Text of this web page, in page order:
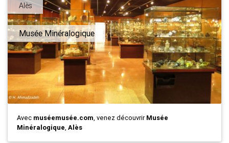
Alès
Musée Minéralogique
Avec muséemusée.com, venez découvrirMusée
Minéralogique, Alès